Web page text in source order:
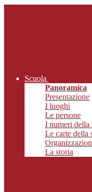
Scuola
Panoramica
Presentazione
I luoghi
Le persone
I numeri della
Le carte della
La storia